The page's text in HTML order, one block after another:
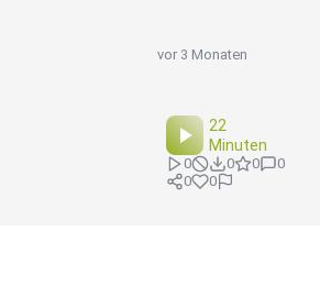
vor 3 Monaten
22
Minuten
0 0 0
0
0
0